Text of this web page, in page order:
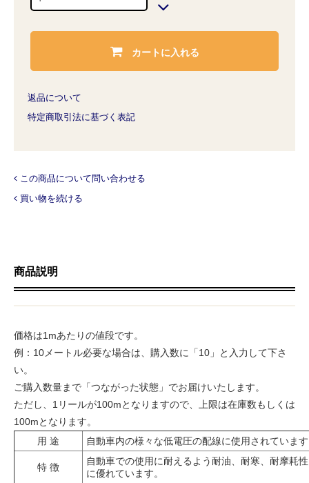
カートに入れる
返品について
特定商取引法に基づく表記
この商品について問い合わせる
買い物を続ける
商品説明
価格は1mあたりの値段です。
例：10メートル必要な場合は、購入数に「10」と入力して下さ
い。
ご購入数量まで「つながった状態」でお届けいたします。
ただし、1リールが100mとなりますので、上限は在庫数もしくは
100mとなります。
用 途
自動車内の様々な低電圧の配線に使用されています
特 徴
自動車での使用に耐えるよう耐油、耐寒、耐摩耗性
に優れています。